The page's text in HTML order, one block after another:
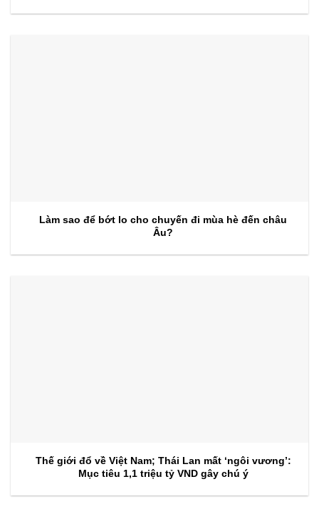
Làm sao để bớt lo cho chuyến đi mùa hè đến châu
Âu?
Thế giới đổ về Việt Nam; Thái Lan mất ‘ngôi vương’:
Mục tiêu 1,1 triệu tỷ VND gây chú ý